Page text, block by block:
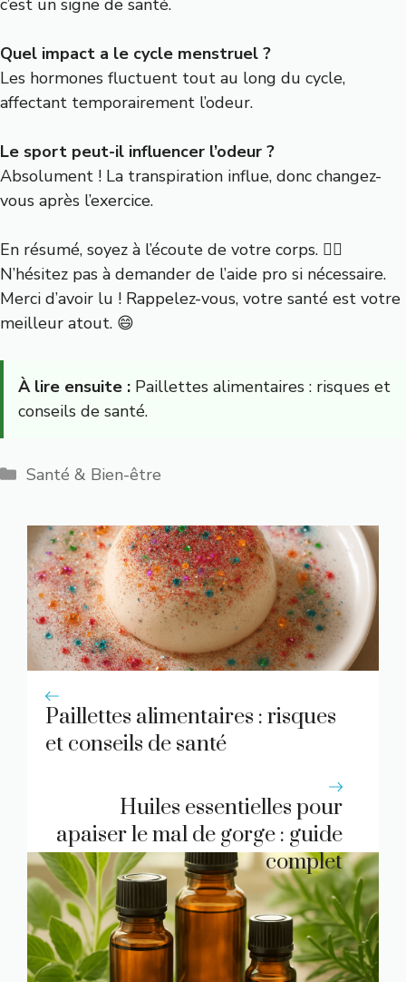
c’est un signe de santé.
Quel impact a le cycle menstruel ?
Les hormones fluctuent tout au long du cycle,
affectant temporairement l’odeur.
Le sport peut-il influencer l’odeur ?
Absolument ! La transpiration influe, donc changez-
vous après l’exercice.
En résumé, soyez à l’écoute de votre corps. 🧘‍♀️
N’hésitez pas à demander de l’aide pro si nécessaire.
Merci d’avoir lu ! Rappelez-vous, votre santé est votre
meilleur atout. 😄
À lire ensuite : Paillettes alimentaires : risques et
conseils de santé.
Catégories
Santé & Bien-être
Paillettes alimentaires : risques
et conseils de santé
Huiles essentielles pour
apaiser le mal de gorge : guide
complet